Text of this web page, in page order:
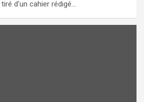
d'un cahier rédigé…